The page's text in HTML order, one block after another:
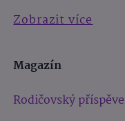
Zobrazit více
Magazín
Rodičovský